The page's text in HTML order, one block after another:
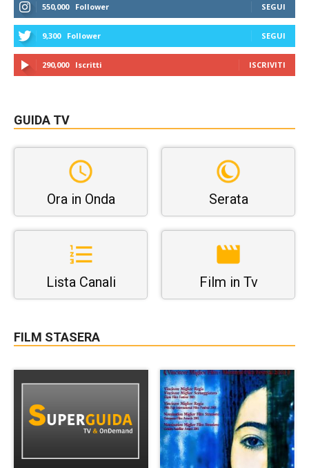
550,000 Follower SEGUI
9,300 Follower SEGUI
290,000 Iscritti ISCRIVITI
GUIDA TV
Ora in Onda Serata
Lista Canali Film in Tv
FILM STASERA